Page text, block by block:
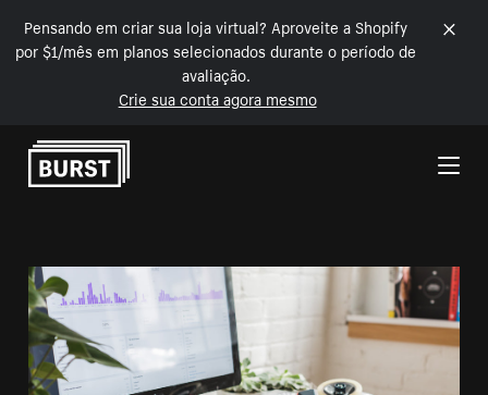
Pensando em criar sua loja virtual? Aproveite a Shopify
por $1/mês em planos selecionados durante o período de
avaliação.
Crie sua conta agora mesmo
Pular para o conteúdo